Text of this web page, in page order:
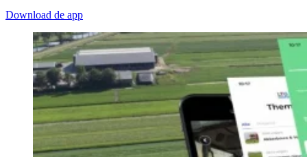
Download de app